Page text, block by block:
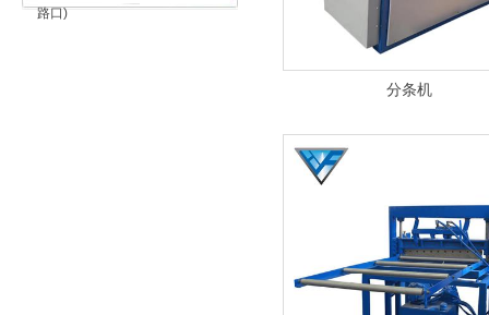
路口)
分条机